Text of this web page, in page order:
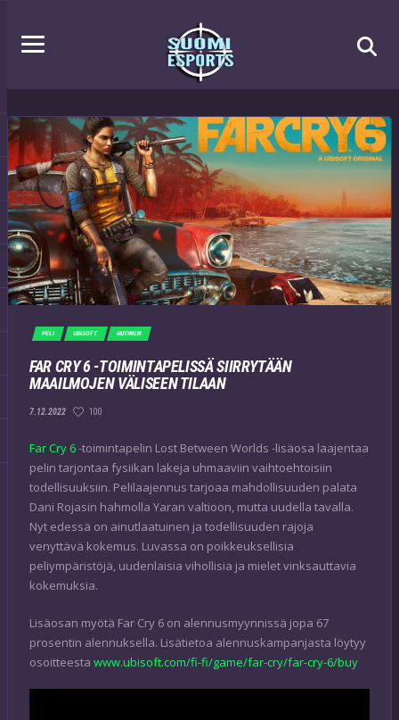
PELI UBISOFT UUTINEN
FAR CRY 6 -TOIMINTAPELISSÄ SIIRRYTÄÄN
MAAILMOJEN VÄLISEEN TILAAN
7.12.2022 100
Far Cry 6-toimintapelin Lost Between Worlds -lisäosa laajentaa
pelin tarjontaa fysiikan lakeja uhmaaviin vaihtoehtoisiin
todellisuuksiin. Pelilaajennus tarjoaa mahdollisuuden palata
Dani Rojasin hahmolla Yaran valtioon, mutta uudella tavalla.
Nyt edessä on ainutlaatuinen ja todellisuuden rajoja
venyttävä kokemus. Luvassa on poikkeuksellisia
peliympäristöjä, uudenlaisia vihollisia ja mielet vinksauttavia
kokemuksia.
Lisäosan myötä Far Cry 6 on alennusmyynnissä jopa 67
prosentin alennuksella. Lisätietoa alennuskampanjasta löytyy
osoitteesta www.ubisoft.com/fi-fi/game/far-cry/far-cry-6/buy